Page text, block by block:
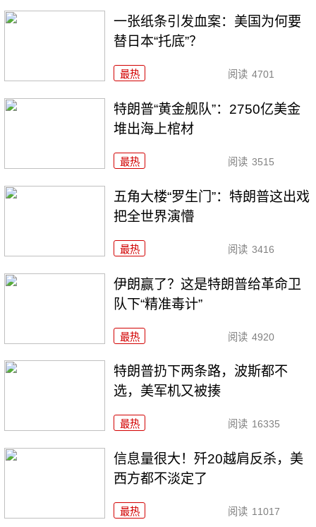
一张纸条引发血案：美国为何要
替日本“托底”？
最热 阅读 4701
特朗普“黄金舰队”：2750亿美金
堆出海上棺材
最热 阅读 3515
五角大楼“罗生门”：特朗普这出戏
把全世界演懵
最热 阅读 3416
伊朗赢了？这是特朗普给革命卫
队下“精准毒计”
最热 阅读 4920
特朗普扔下两条路，波斯都不
选，美军机又被揍
最热 阅读 16335
信息量很大！歼20越肩反杀，美
西方都不淡定了
最热 阅读 11017